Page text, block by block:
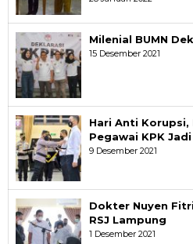
Milenial BUMN
15 Desember 2021
Hari Anti
Pegawai KPK Jadi
9 Desember 2021
Dokter Nuyen
RSJ Lampung
1 Desember 2021